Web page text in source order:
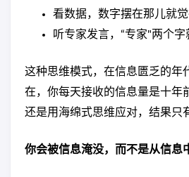
看数据，数字摆在那儿就
听专家发言，“专家"两个
这种思维模式，在信息匮乏的年
在，你每天接收的信息量是十年
还是用海绵式思维应对，结果只
你会被信息淹没，而不是从信息